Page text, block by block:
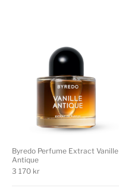
Byredo Perfume Extract Vanille
Antique
3 170 kr